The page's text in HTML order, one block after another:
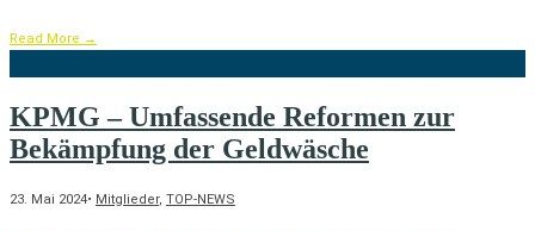
Read More →
KPMG – Umfassende Reformen zur
Bekämpfung der Geldwäsche
23. Mai 2024• Mitglieder, TOP-NEWS